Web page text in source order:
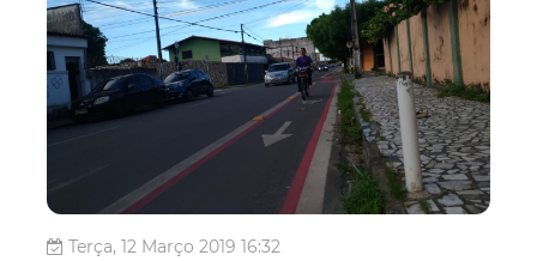
Terça, 12 Março 2019 16:32